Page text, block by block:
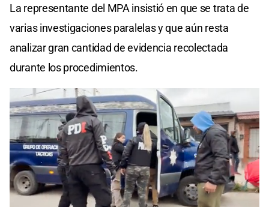
La representante del MPA insistió en que se trata de
varias investigaciones paralelas y que aún resta
analizar gran cantidad de evidencia recolectada
durante los procedimientos.